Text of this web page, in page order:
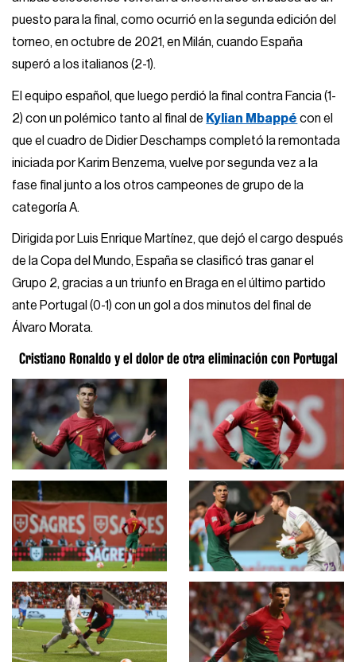
puesto para la final, como ocurrió en la segunda edición del
torneo, en octubre de 2021, en Milán, cuando España
superó a los italianos (2-1).
El equipo español, que luego perdió la final contra Fancia (1-
2) con un polémico tanto al final de Kylian Mbappé con el
que el cuadro de Didier Deschamps completó la remontada
iniciada por Karim Benzema, vuelve por segunda vez a la
fase final junto a los otros campeones de grupo de la
categoría A.
Dirigida por Luis Enrique Martínez, que dejó el cargo después
de la Copa del Mundo, España se clasificó tras ganar el
Grupo 2, gracias a un triunfo en Braga en el último partido
ante Portugal (0-1) con un gol a dos minutos del final de
Álvaro Morata.
Cristiano Ronaldo y el dolor de otra eliminación con Portugal